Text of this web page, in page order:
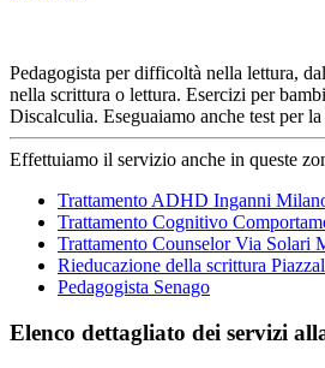
Pedagogista per difficoltà nella lettura,
nella scrittura o lettura. Esercizi per
Discalculia. Eseguaiamo anche test per
Effettuiamo il servizio anche in queste
Trattamento ADHD Inganni
Trattamento Cognitivo
Trattamento Counselor Via Solari
Rieducazione della scrittura
Pedagogista Senago
Elenco dettagliato dei servizi